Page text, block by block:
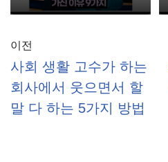
이전
사회 생활 고수가 하는
회사에서 웃으면서 할
말 다 하는 5가지 방법